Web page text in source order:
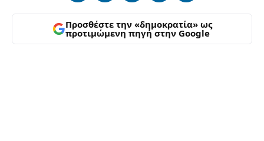
Προσθέστε την «δημοκρατία» ως
προτιμώμενη πηγή στην Google